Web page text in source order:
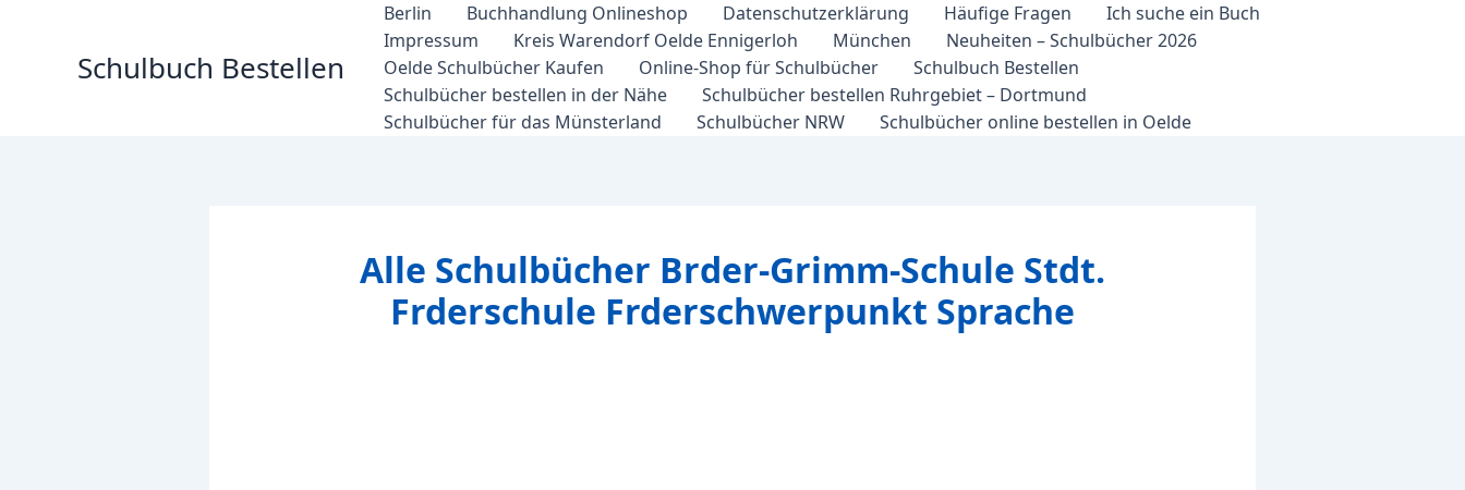
Schulbuch Bestellen
Berlin Buchhandlung Onlineshop Datenschutzerklärung Häufige Fragen
Ich suche ein Buch
Impressum
Kreis Warendorf Oelde Ennigerloh München
Neuheiten – Schulbücher 2026
Oelde Schulbücher Kaufen
Online-Shop für Schulbücher
Schulbuch Bestellen
Schulbücher bestellen in der Nähe
Schulbücher bestellen Ruhrgebiet – Dortmund
Schulbücher für das Münsterland
Schulbücher NRW Schulbücher online bestellen in Oelde
Alle Schulbücher Brder-Grimm-Schule Stdt.
Frderschule Frderschwerpunkt Sprache